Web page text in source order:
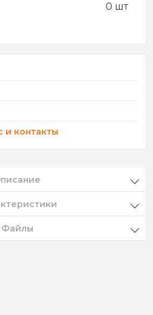
0 шт
и контакты
Файлы